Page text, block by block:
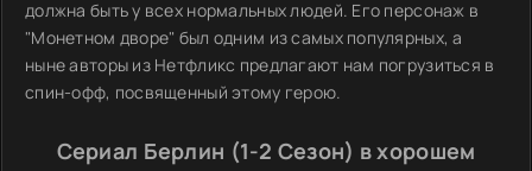
должна быть у всех нормальных людей. Его персонаж в
"Монетном дворе" был одним из самых популярных, а
ныне авторы из Нетфликс предлагают нам погрузиться в
спин-офф, посвященный этому герою.
Сериал Берлин (1-2 Сезон) в хорошем